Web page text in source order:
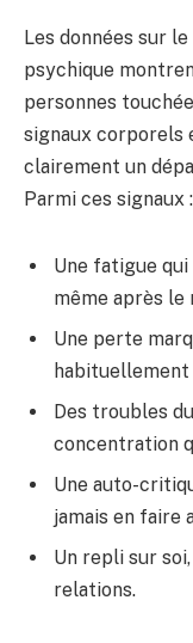
Les données sur
psychique
personnes
signaux corporels
clairement un
Parmi ces signaux :
Une fatigue
même après le
Une perte
Des troubles
concentration
Une auto-
jamais en faire
Un repli sur
relations.